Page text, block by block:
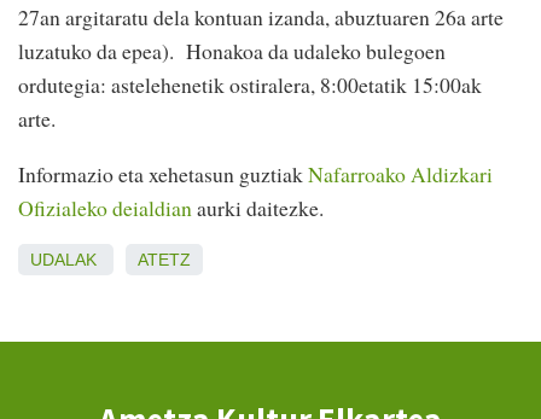
27an argitaratu dela kontuan izanda, abuztuaren 26a arte
luzatuko da epea). Honakoa da udaleko bulegoen
ordutegia: astelehenetik ostiralera, 8:00etatik 15:00ak
arte.
Informazio eta xehetasun guztiakNafarroako Aldizkari
Ofizialeko deialdianaurki daitezke.
UDALAK ATETZ